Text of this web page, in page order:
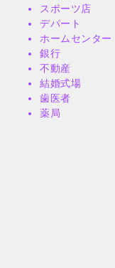
スポーツ店
デパート
ホームセンター
銀行
不動産
結婚式場
歯医者
薬局